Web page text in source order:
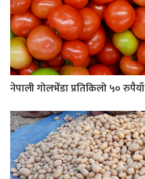
नेपाली गोलभेँडा प्रतिकिलो ५० रुपैयाँ